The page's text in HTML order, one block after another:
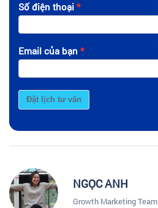
Số điện thoại
Email của bạn
Đặt lịch tư vấn
NGỌC ANH
Growth Marketing Team